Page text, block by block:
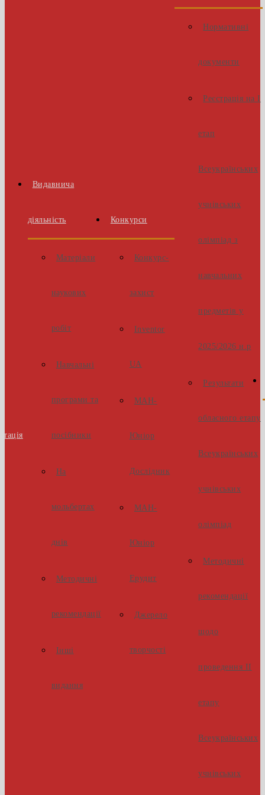
Видавнича
діяльність
Матеріали
наукових
робіт
Навчальні
програми та
посібники
На
мольбертах
днів
Методичні
рекомендації
Інші
видання
Конкурси
Конкурс-
захист
Inventor
UA
МАН-
Юніор
Дослідник
МАН-
Юніор
Ерудит
Джерело
творчості
Нормативні
документи
Реєстрація на І
етап
Всеукраїнських
учнівських
олімпіад з
навчальних
предметів у
2025/2026 н.р
Результати
обласного етапу
Всеукраїнських
учнівських
олімпіад
Методичні
рекомендації
щодо
проведення ІІ
етапу
Всеукраїнських
учнівських